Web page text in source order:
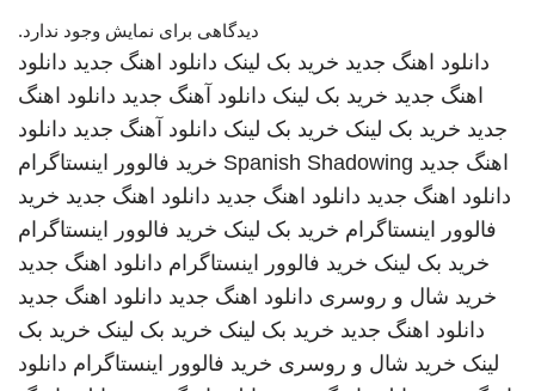
دیدگاهی برای نمایش وجود ندارد.
دانلود اهنگ جدید خرید بک لینک دانلود اهنگ جدید دانلود
اهنگ جدید خرید بک لینک دانلود آهنگ جدید دانلود اهنگ
جدید خرید بک لینک خرید بک لینک دانلود آهنگ جدید دانلود
اهنگ جدید Spanish Shadowing خرید فالوور اینستاگرام
دانلود اهنگ جدید دانلود اهنگ جدید دانلود اهنگ جدید خرید
فالوور اینستاگرام خرید بک لینک خرید فالوور اینستاگرام
خرید بک لینک خرید فالوور اینستاگرام دانلود اهنگ جدید
خرید شال و روسری دانلود اهنگ جدید دانلود اهنگ جدید
دانلود اهنگ جدید خرید بک لینک خرید بک لینک خرید بک
لینک خرید شال و روسری خرید فالوور اینستاگرام دانلود